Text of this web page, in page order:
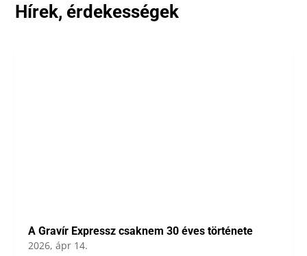
Hírek, érdekességek
A Gravír Expressz csaknem 30 éves története
2026, ápr 14.